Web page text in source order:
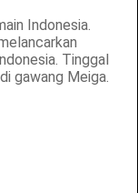
Indonesia.
Tinggal
gawang Meiga.